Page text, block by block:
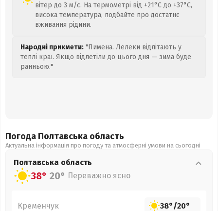
вітер до 3 м/с. На термометрі від +21°C до +37°C,
висока температура, подбайте про достатнє
вживання рідини.
Народні прикмети: "Пимена. Лелеки відлітають у
теплі краї. Якщо відлетіли до цього дня — зима буде
ранньою."
Погода Полтавська область
Актуальна інформація про погоду та атмосферні умови на сьогодні
Полтавська область
38° 20° Переважно ясно
Кременчук 38°/20°